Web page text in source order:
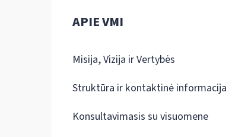
APIE VMI
Misija, Vizija ir Vertybės
Struktūra ir kontaktinė informacija
Konsultavimasis su visuomene